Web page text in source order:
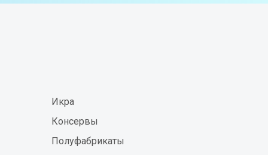
Икра
Консервы
Полуфабрикаты